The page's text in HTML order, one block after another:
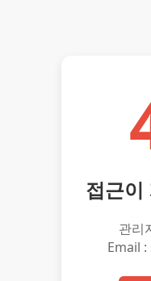
접근이
관리
Email